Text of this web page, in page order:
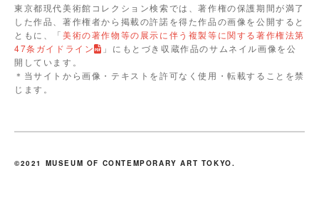
東京都現代美術館コレクション検索では、著作権の保護期間が満了
した作品、著作権者から掲載の許諾を得た作品の画像を公開すると
ともに、「美術の著作物等の展示に伴う複製等に関する著作権法第
47条ガイドライン
」にもとづき収蔵作品のサムネイル画像を公
開しています。
＊当サイトから画像・テキストを許可なく使用・転載することを禁
じます。
©2021 MUSEUM OF CONTEMPORARY ART TOKYO.